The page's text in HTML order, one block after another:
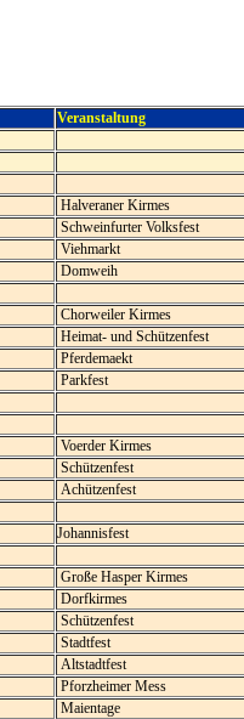
Veranstaltung
Halveraner Kirmes
Schweinfurter Volksfest
Viehmarkt
Domweih
Chorweiler Kirmes
Heimat- und Schützenfest
Pferdemaekt
Parkfest
Voerder Kirmes
Schützenfest
Achützenfest
Johannisfest
Große Hasper Kirmes
Dorfkirmes
Schützenfest
Stadtfest
Altstadtfest
Pforzheimer Mess
Maientage